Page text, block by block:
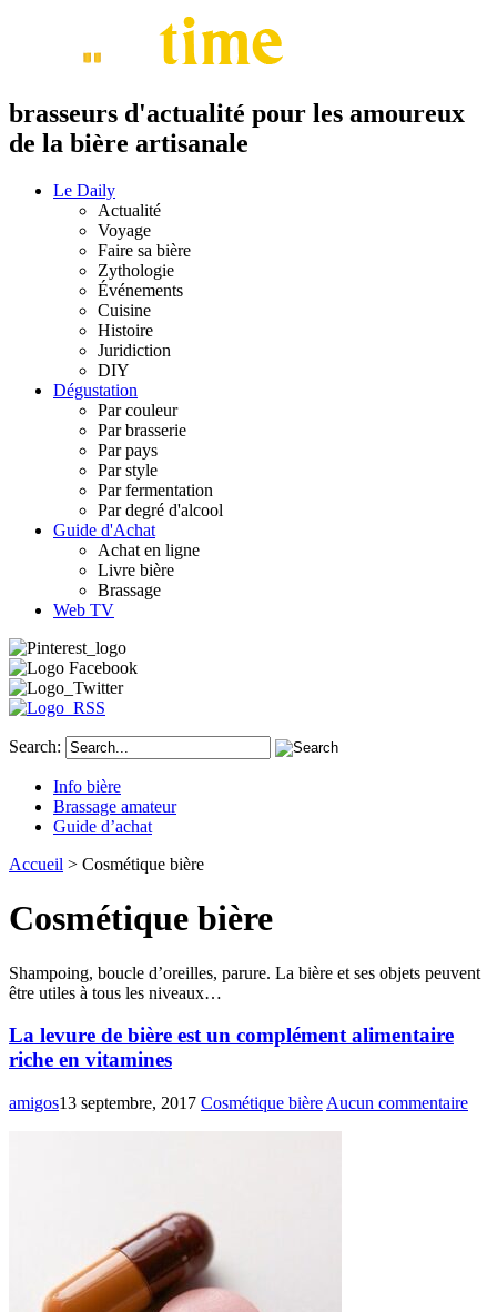
brasseurs d'actualité pour les amoureux
de la bière artisanale
Le Daily
Actualité
Voyage
Faire sa bière
Zythologie
Événements
Cuisine
Histoire
Juridiction
DIY
Dégustation
Par couleur
Par brasserie
Par pays
Par style
Par fermentation
Par degré d'alcool
Guide d'Achat
Achat en ligne
Livre bière
Brassage
Web TV
Search:
Info bière
Brassage amateur
Guide d’achat
Accueil > Cosmétique bière
Cosmétique bière
Shampoing, boucle d’oreilles, parure. La bière et ses objets peuvent
être utiles à tous les niveaux…
La levure de bière est un complément alimentaire
riche en vitamines
amigos13 septembre, 2017 Cosmétique bière Aucun commentaire